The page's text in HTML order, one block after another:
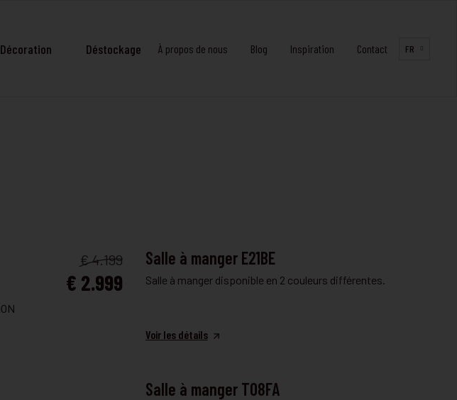
Décoration Déstockage À propos de nous Blog Inspiration Contact FR
€ 4.199
€ 2.999
Salle à manger E21BE
Salle à manger disponible en 2 couleurs différentes.
Voir les détails
Salle à manger T08FA